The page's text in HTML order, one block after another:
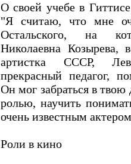
О своей учебе в
"Я считаю, что мне
Остальского, на
Николаевна Козырева,
артистка СССР,
прекрасный педагог,
Он мог забраться в
ролью, научить
очень известным
Роли в кино